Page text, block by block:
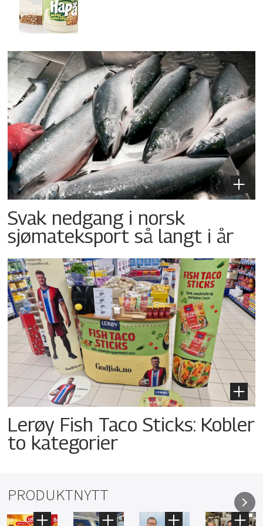
Svak nedgang i norsk
sjømateksport så langt i år
Lerøy Fish Taco Sticks: Kobler
to kategorier
PRODUKTNYTT